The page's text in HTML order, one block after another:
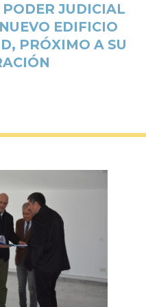
JUDICIAL
EDIFICIO
PRÓXIMO A SU